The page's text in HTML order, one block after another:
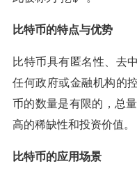
比特币的特点与优势
比特币具有匿名性、去
任何政府或金融机构的
币的数量是有限的，总
高的稀缺性和投资价值。
比特币的应用场景